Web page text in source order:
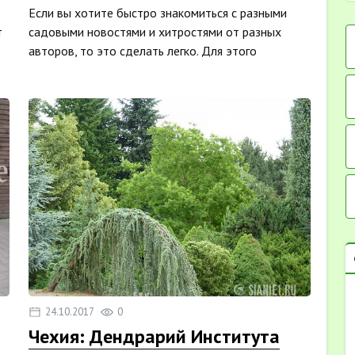
Если вы хотите быстро знакомиться с разными
садовыми новостями и хитростями от разных
авторов, то это сделать легко. Для этого
24.10.2017 0
Чехия: Дендрарий Института